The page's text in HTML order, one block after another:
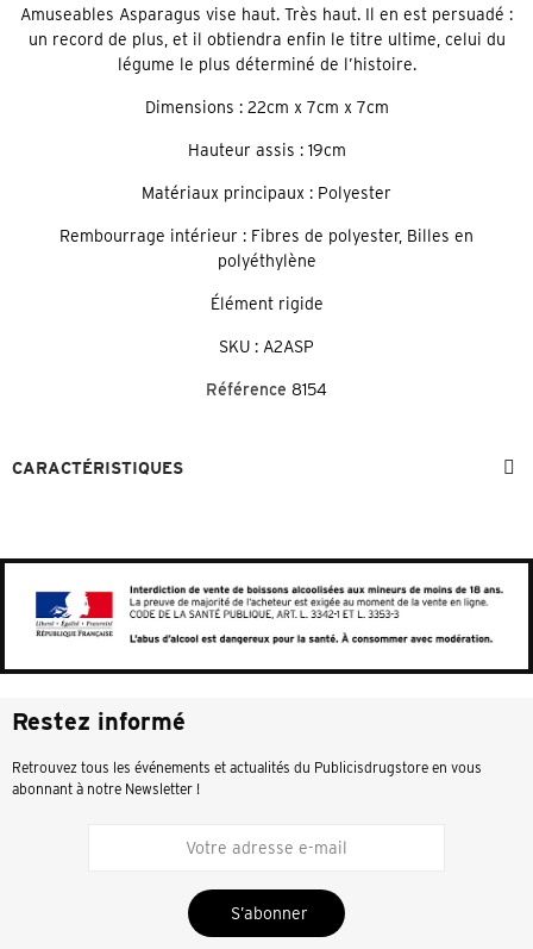
Amuseables Asparagus vise haut. Très haut. Il en est persuadé :
un record de plus, et il obtiendra enfin le titre ultime, celui du
légume le plus déterminé de l’histoire.
Dimensions : 22cm x 7cm x 7cm
Hauteur assis : 19cm
Matériaux principaux : Polyester
Rembourrage intérieur : Fibres de polyester, Billes en
polyéthylène
Élément rigide
SKU : A2ASP
Référence 8154
CARACTÉRISTIQUES
Restez informé
Retrouvez tous les événements et actualités du Publicisdrugstore en vous
abonnant à notre Newsletter !
S’abonner